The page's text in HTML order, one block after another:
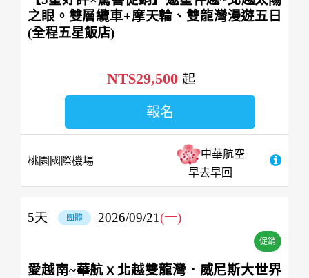
之眼。雙層纜車+摩天輪、雙龍灣漫遊五日
(全程五星飯店)
桃園國際機場
中華航空
早去早回
NT$29,500 起
報名
促銷
團體 2026/09/21(一)
5天
愛越南~華航ｘ北越雙龍灣．威尼斯大世界